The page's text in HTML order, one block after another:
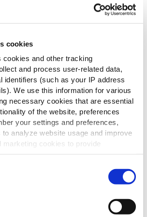
cookies
cookies and other tracking
and process user-related data,
identifiers (such as your IP address
We use this information for various
necessary cookies that are essential
of the website, preferences
your settings and preferences,
analyze website usage and improve
marketing cookies to provide
and advertising.
cookies', you consent to the use of
like to customize your preferences,
clicking the options below and selecting
6/6 Skin On
MAX 7/7